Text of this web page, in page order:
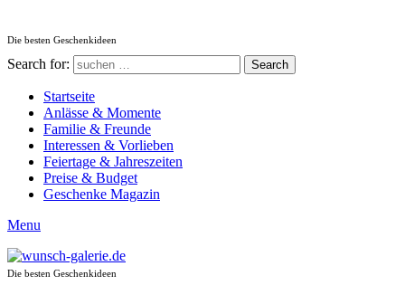
Die besten Geschenkideen
Search for: Search
Startseite
Anlässe & Momente
Familie & Freunde
Interessen & Vorlieben
Feiertage & Jahreszeiten
Preise & Budget
Geschenke Magazin
Menu
Die besten Geschenkideen